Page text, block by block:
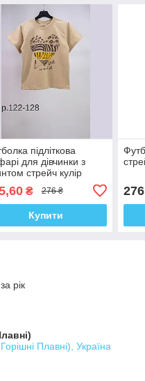
підліткова
для дівчинки з
стрейч кулір
₴ 276 ₴
Купити
276
рік
Плавні), Україна